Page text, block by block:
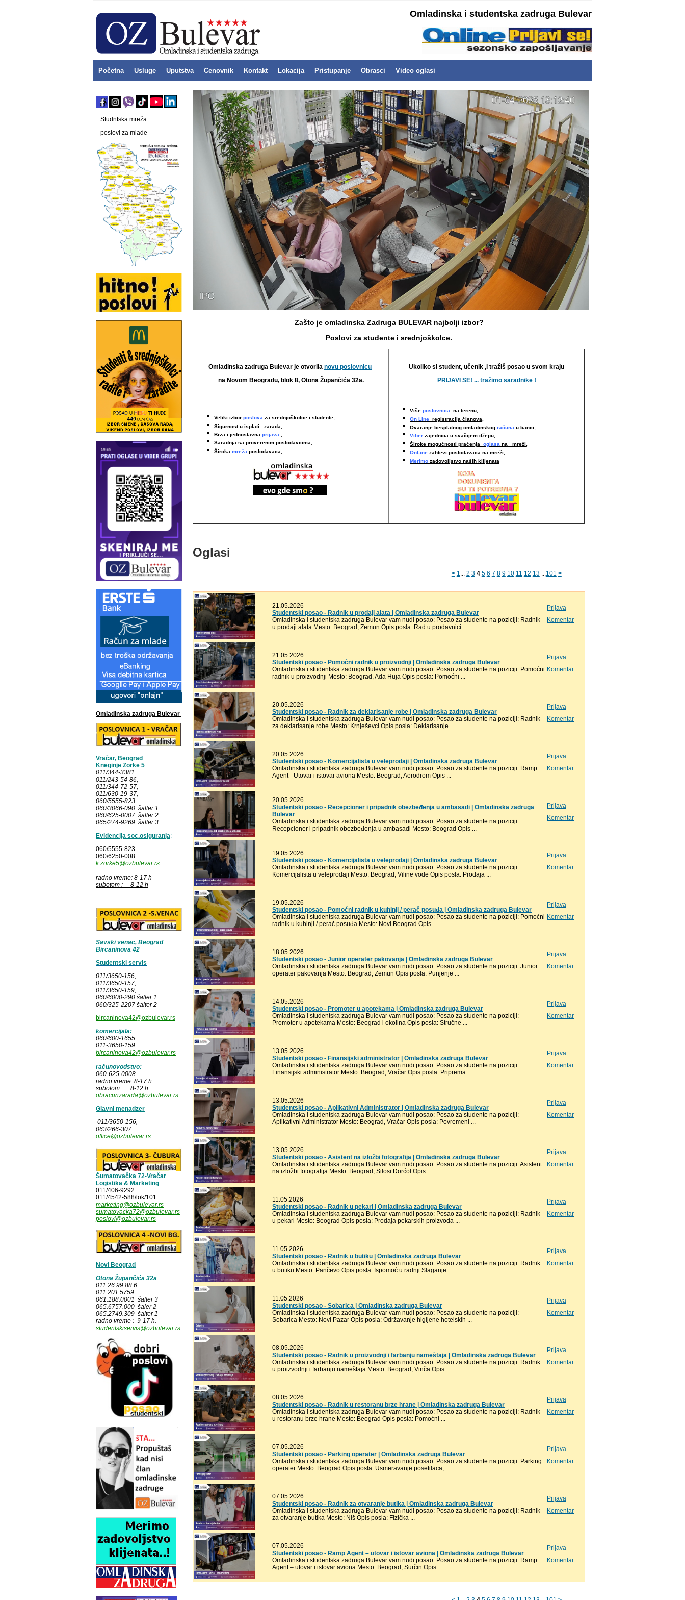
Omladinska i studentska zadruga Bulevar
Početna Usluge Uputstva Cenovnik Kontakt Lokacija Pristupanje Obrasci Video oglasi
Studntska mreža
poslovi za mlade
Omladinska zadruga Bulevar
Vračar, Beograd
Kneginje Zorke 5
011/344-3381
011/243-54-86
011/344-72-57,
011/630-19-37,
060/5555-823
060/3066-090 šalter 1
060/625-0007 šalter 2
065/274-9269 šalter 3
Evidencija soc.osiguranja:
060/5555-823
060/6250-008
k.zorke5@ozbulevar.rs
radno vreme: 8-17 h
subotom : 8-12 h
Savski venac, Beograd
Bircaninova 42
Studentski servis
011/3650-156,
011/3650-157,
011/3650-159,
060/6000-290 šalter 1
060/325-2207 šalter 2
bircaninova42@ozbulevar.rs
komercijala:
060/600-1655
011-3650-159
bircaninova42@ozbulevar.rs
računovodstvo:
060-625-0008
radno vreme: 8-17 h
subotom : 8-12 h
obracunzarada@ozbulevar.rs
Glavni menadzer
011/3650-156,
063/266-307
office@ozbulevar.rs
Šumatovačka 72-Vračar
Logistika & Marketing
011/406-9292
011/4542-588/lok/101
marketing@ozbulevar.rs
sumatovacka72@ozbulevar.rs
poslovi@ozbulevar.rs
Novi Beograd
Otona Župančića 32a
011.26.99.88.6
011.201.5759
061.188.0001 šalter 3
065.6757.000 šaler 2
065.2749.309 šalter 1
radno vreme : 9-17 h.
studentskiservis@ozbulevar.rs
Zašto je omladinska Zadruga BULEVAR najbolji izbor?
Poslovi za studente i srednjoškolce.
Omladinska zadruga Bulevar je otvorila novu poslovnicu
na Novom Beogradu, blok 8, Otona Župančića 32a.
Ukoliko si student, učenik ,i tražiš posao u svom kraju
PRIJAVI SE! ... tražimo saradnike !
Veliki izbor poslova,za srednjoškolce i studente,
Sigurnost u isplati zarada,
Brza i jednostavna prijava ,
Saradnja sa proverenim poslodavcima,
Široka mreža poslodavaca,
Više poslovnica na terenu,
On Line registracija članova,
Ovaranje besplatnog omladinskog računa u banci,
Viber zajednica u svačijem džepu,
Široke mogućnosti praćenja oglasa na mreži,
OnLine zahtevi poslodavaca na mreži,
Merimo zadovoljstvo naših klijenata
Oglasi
< 1... 2 3 4 5 6 7 8 9 10 11 12 13...101 >
21.05.2026
Studentski posao - Radnik u prodaji alata | Omladinska zadruga Bulevar
Omladinska i studentska zadruga Bulevar vam nudi posao: Posao za studente na poziciji: Radnik
u prodaji alata Mesto: Beograd, Zemun Opis posla: Rad u prodavnici ...
Prijava
Komentar
21.05.2026
Studentski posao - Pomoćni radnik u proizvodnji | Omladinska zadruga Bulevar
Omladinska i studentska zadruga Bulevar vam nudi posao: Posao za studente na poziciji: Pomoćni
radnik u proizvodnji Mesto: Beograd, Ada Huja Opis posla: Pomoćni ...
Prijava
Komentar
20.05.2026
Studentski posao - Radnik za deklarisanje robe | Omladinska zadruga Bulevar
Omladinska i studentska zadruga Bulevar vam nudi posao: Posao za studente na poziciji: Radnik
za deklarisanje robe Mesto: Krnješevci Opis posla: Deklarisanje ...
Prijava
Komentar
20.05.2026
Studentski posao - Komercijalista u veleprodaji | Omladinska zadruga Bulevar
Omladinska i studentska zadruga Bulevar vam nudi posao: Posao za studente na poziciji: Ramp
Agent - Utovar i istovar aviona Mesto: Beograd, Aerodrom Opis ...
Prijava
Komentar
20.05.2026
Studentski posao - Recepcioner i pripadnik obezbeđenja u ambasadi | Omladinska zadruga
Bulevar
Omladinska i studentska zadruga Bulevar vam nudi posao: Posao za studente na poziciji:
Recepcioner i pripadnik obezbeđenja u ambasadi Mesto: Beograd Opis ...
Prijava
Komentar
19.05.2026
Studentski posao - Komercijalista u veleprodaji | Omladinska zadruga Bulevar
Omladinska i studentska zadruga Bulevar vam nudi posao: Posao za studente na poziciji:
Komercijalista u veleprodaji Mesto: Beograd, Viline vode Opis posla: Prodaja ...
Prijava
Komentar
19.05.2026
Studentski posao - Pomoćni radnik u kuhinji / perač posuđa | Omladinska zadruga Bulevar
Omladinska i studentska zadruga Bulevar vam nudi posao: Posao za studente na poziciji: Pomoćni
radnik u kuhinji / perač posuđa Mesto: Novi Beograd Opis ...
Prijava
Komentar
18.05.2026
Studentski posao - Junior operater pakovanja | Omladinska zadruga Bulevar
Omladinska i studentska zadruga Bulevar vam nudi posao: Posao za studente na poziciji: Junior
operater pakovanja Mesto: Beograd, Zemun Opis posla: Punjenje ...
Prijava
Komentar
14.05.2026
Studentski posao - Promoter u apotekama | Omladinska zadruga Bulevar
Omladinska i studentska zadruga Bulevar vam nudi posao: Posao za studente na poziciji:
Promoter u apotekama Mesto: Beograd i okolina Opis posla: Stručne ...
Prijava
Komentar
13.05.2026
Studentski posao - Finansijski administrator | Omladinska zadruga Bulevar
Omladinska i studentska zadruga Bulevar vam nudi posao: Posao za studente na poziciji:
Finansijski administrator Mesto: Beograd, Vračar Opis posla: Priprema ...
Prijava
Komentar
13.05.2026
Studentski posao - Aplikativni Administrator | Omladinska zadruga Bulevar
Omladinska i studentska zadruga Bulevar vam nudi posao: Posao za studente na poziciji:
Aplikativni Administrator Mesto: Beograd, Vračar Opis posla: Povremeni ...
Prijava
Komentar
13.05.2026
Studentski posao - Asistent na izložbi fotografija | Omladinska zadruga Bulevar
Omladinska i studentska zadruga Bulevar vam nudi posao: Posao za studente na poziciji: Asistent
na izložbi fotografija Mesto: Beograd, Silosi Dorćol Opis ...
Prijava
Komentar
11.05.2026
Studentski posao - Radnik u pekari | Omladinska zadruga Bulevar
Omladinska i studentska zadruga Bulevar vam nudi posao: Posao za studente na poziciji: Radnik
u pekari Mesto: Beograd Opis posla: Prodaja pekarskih proizvoda ...
Prijava
Komentar
11.05.2026
Studentski posao - Radnik u butiku | Omladinska zadruga Bulevar
Omladinska i studentska zadruga Bulevar vam nudi posao: Posao za studente na poziciji: Radnik
u butiku Mesto: Pančevo Opis posla: Ispomoć u radnji Slaganje ...
Prijava
Komentar
11.05.2026
Studentski posao - Sobarica | Omladinska zadruga Bulevar
Omladinska i studentska zadruga Bulevar vam nudi posao: Posao za studente na poziciji:
Sobarica Mesto: Novi Pazar Opis posla: Održavanje higijene hotelskih ...
Prijava
Komentar
08.05.2026
Studentski posao - Radnik u proizvodnji i farbanju nameštaja | Omladinska zadruga Bulevar
Omladinska i studentska zadruga Bulevar vam nudi posao: Posao za studente na poziciji: Radnik
u proizvodnji i farbanju nameštaja Mesto: Beograd, Vinča Opis ...
Prijava
Komentar
08.05.2026
Studentski posao - Radnik u restoranu brze hrane | Omladinska zadruga Bulevar
Omladinska i studentska zadruga Bulevar vam nudi posao: Posao za studente na poziciji: Radnik
u restoranu brze hrane Mesto: Beograd Opis posla: Pomoćni ...
Prijava
Komentar
07.05.2026
Studentski posao - Parking operater | Omladinska zadruga Bulevar
Omladinska i studentska zadruga Bulevar vam nudi posao: Posao za studente na poziciji: Parking
operater Mesto: Beograd Opis posla: Usmeravanje posetilaca, ...
Prijava
Komentar
07.05.2026
Studentski posao - Radnik za otvaranje butika | Omladinska zadruga Bulevar
Omladinska i studentska zadruga Bulevar vam nudi posao: Posao za studente na poziciji: Radnik
za otvaranje butika Mesto: Niš Opis posla: Fizička ...
Prijava
Komentar
07.05.2026
Studentski posao - Ramp Agent – utovar i istovar aviona | Omladinska zadruga Bulevar
Omladinska i studentska zadruga Bulevar vam nudi posao: Posao za studente na poziciji: Ramp
Agent – utovar i istovar aviona Mesto: Beograd, Surčin Opis ...
Prijava
Komentar